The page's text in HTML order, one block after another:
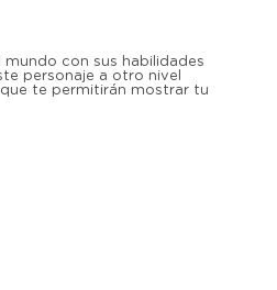
con sus habilidades
personaje a otro nivel
te permitirán mostrar tu